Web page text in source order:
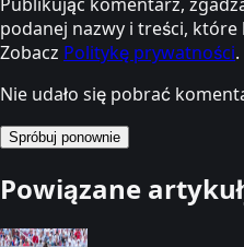
podanej nazwy i treści,
Zobacz Politykę prywatności.
Nie udało się pobrać
Spróbuj ponownie
Powiązane